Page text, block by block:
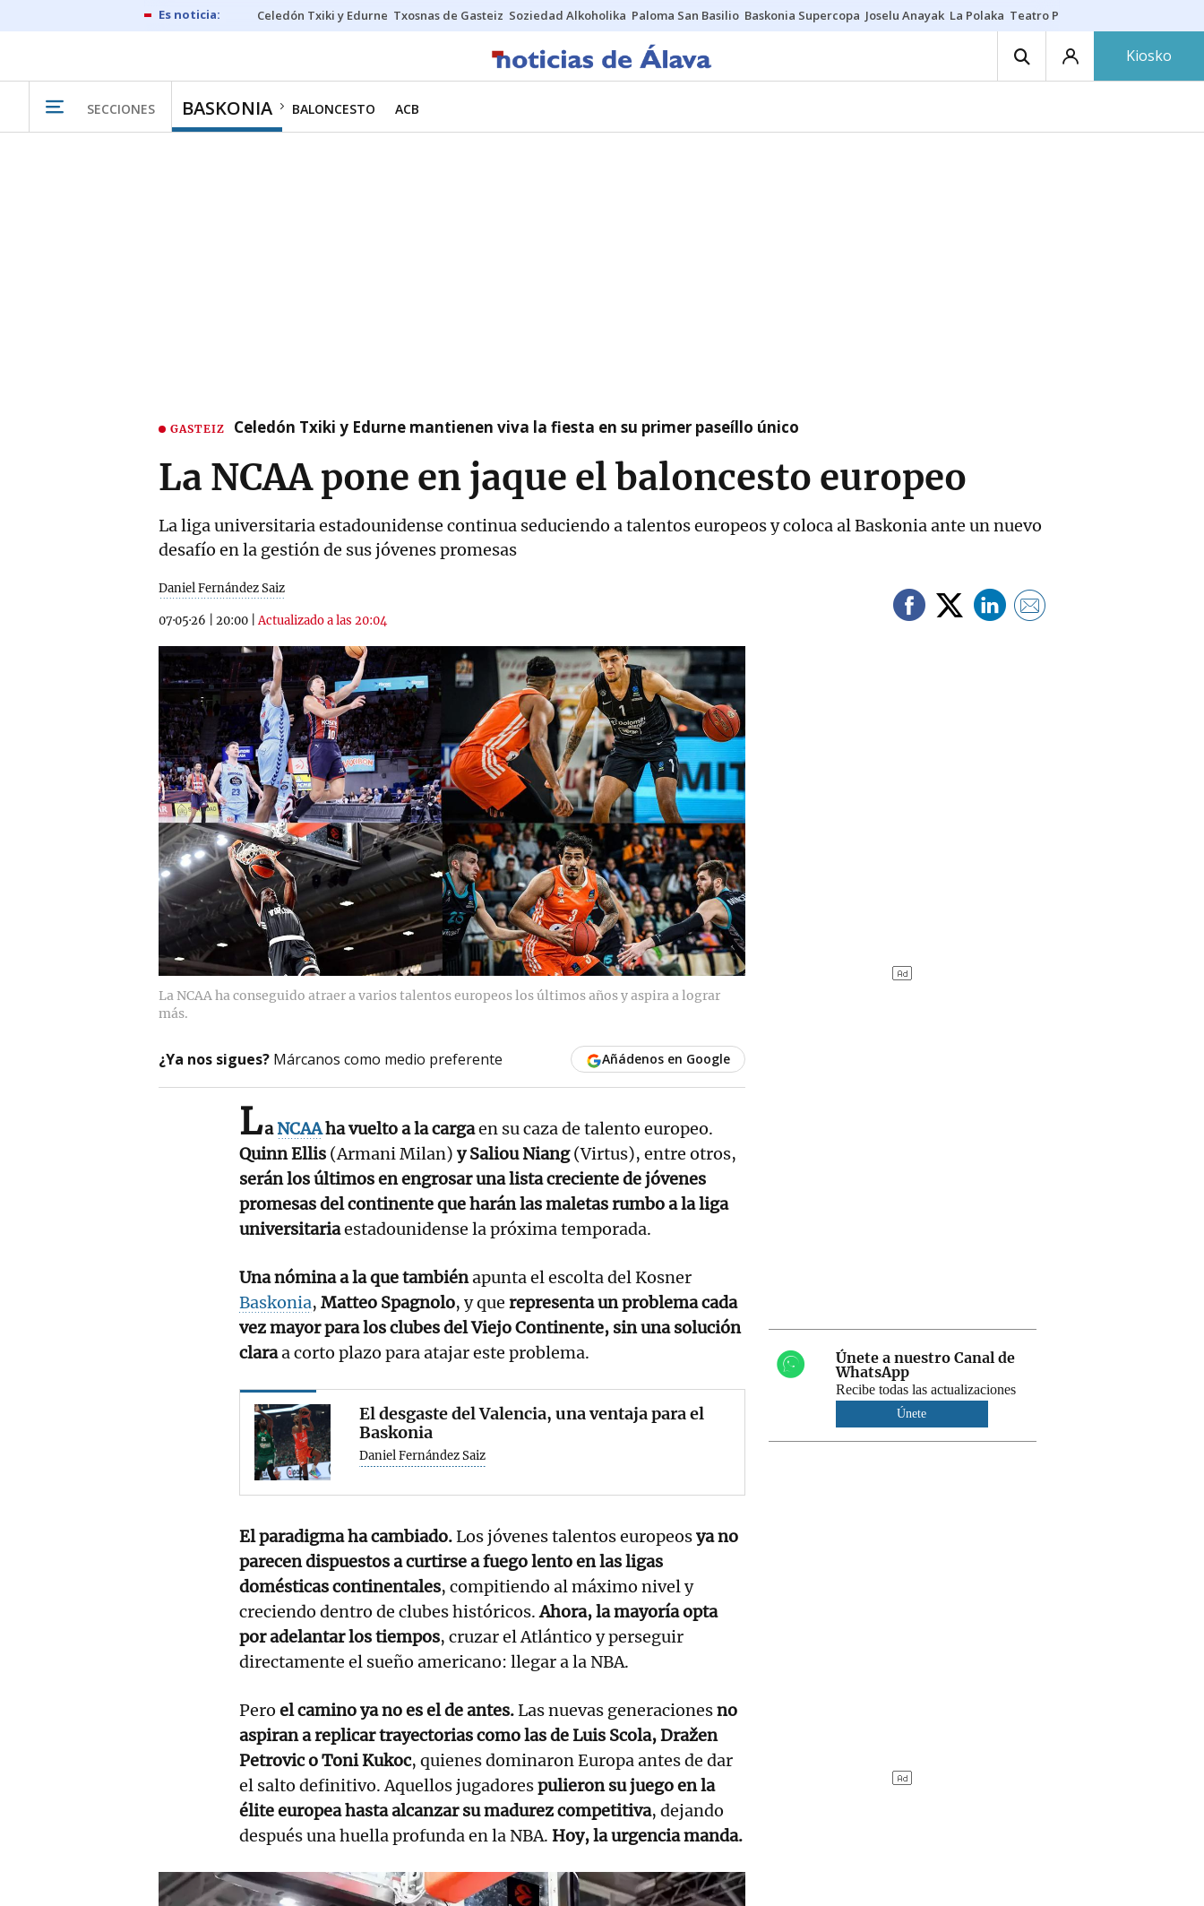
Celedón Txiki y Edurne Txosnas de Gasteiz Soziedad Alkoholika Paloma San Basilio Baskonia Supercopa Joselu Anayak La Polaka Teatro Principal
Kiosko
SECCIONES BASKONIA BALONCESTO ACB
GASTEIZ Celedón Txiki y Edurne mantienen viva la fiesta en su primer paseíllo único
La NCAA pone en jaque el baloncesto europeo
La liga universitaria estadounidense continua seduciendo a talentos europeos y coloca al Baskonia ante un nuevo
desafío en la gestión de sus jóvenes promesas
Daniel Fernández Saiz
07·05·26 20:00 |Actualizado a las 20:04
La NCAA ha conseguido atraer a varios talentos europeos los últimos años y aspira a lograr
más.
¿Ya nos sigues? Márcanos como medio preferente Añádenos en Google
LaNCAAha vuelto a la cargaen su caza de talento europeo.
Quinn Ellis (Armani Milan) y Saliou Niang(Virtus), entre otros,
serán los últimos en engrosar una lista creciente de jóvenes
promesas del continente que harán las maletas rumbo a la liga
universitariaestadounidense la próxima temporada.
Una nómina a la que tambiénapunta el escolta del Kosner
Baskonia, Matteo Spagnolo, y que representa un problema cada
vez mayor para los clubes del Viejo Continente, sin una solución
claraa corto plazo para atajar este problema.
El desgaste del Valencia, una ventaja para el
Baskonia
Daniel Fernández Saiz
El paradigma ha cambiado.Los jóvenes talentos europeosya no
parecen dispuestos a curtirse a fuego lento en las ligas
domésticas continentales, compitiendo al máximo nivel y
creciendo dentro de clubes históricos.Ahora, la mayoría opta
por adelantar los tiempos, cruzar el Atlántico y perseguir
directamente el sueño americano: llegar a la NBA.
Pero el camino ya no es el de antes.Las nuevas generacionesno
aspiran a replicar trayectorias como las de Luis Scola, Dražen
Petrovic o Toni Kukoc, quienes dominaron Europa antes de dar
el salto definitivo. Aquellos jugadorespulieron su juego en la
élite europea hasta alcanzar su madurez competitiva, dejando
después una huella profunda en la NBA. Hoy, la urgencia manda.
Únete a nuestro Canal de
WhatsApp
Recibe todas las actualizaciones
Únete